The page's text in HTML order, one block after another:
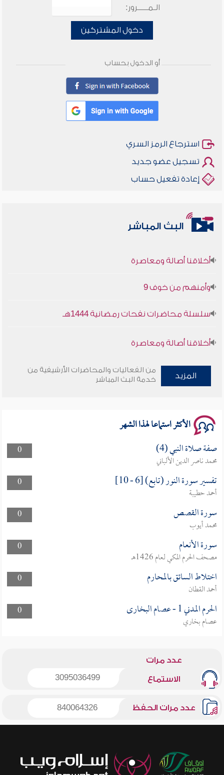
الـمـــــرور:
دخول المشتركين
أو الدخول بحساب
استرجاع الرمز السري
تسجيل عضو جديد
إعادة تفعيل حساب
البث المباشر
سلسلة محاضرات نفحات رمضانية 1444هـ
المزيد
من الفعاليات والمحاضرات الأرشيفية من
خدمة البث المباشر
الأكثر استماعا لهذا الشهر
0 صفة صلاة النبي (4)
محمد ناصر الدين الألباني
0
تفسير سورة النور (تابع) [6 - 10]
أحمد حطيبة
0
سورة القصص
محمد أيوب
0
سورة الأنعام
مصحف الحرم المكي لعام 1426هـ
0
اختلاط السائق بالمحارم
أحمد القطان
0
الحرم المدني 1 - عصام البخارى
عصام بخاري
عدد مرات
الاستماع 3095036499
عدد مرات الحفظ 840064326